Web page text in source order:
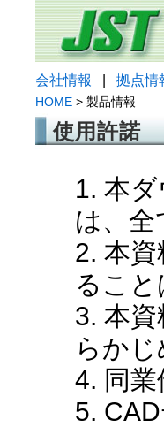
会社情報 拠点情
HOME > 製品情報
使用許諾
1. 本
は、全
2. 本
るこ
3. 本
らか
4. 同
5.